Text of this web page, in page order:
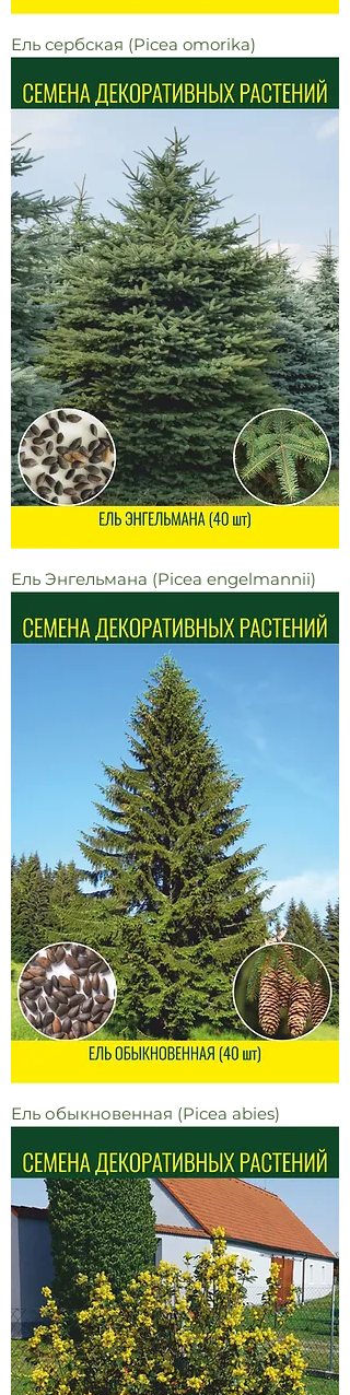
Ель сербская (Picea omorika)
Ель Энгельмана (Picea engelmannii)
Ель обыкновенная (Picea abies)